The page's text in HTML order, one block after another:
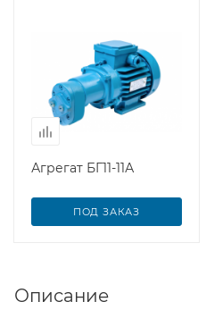
Агрегат БГ11-11А
ПОД ЗАКАЗ
Описание